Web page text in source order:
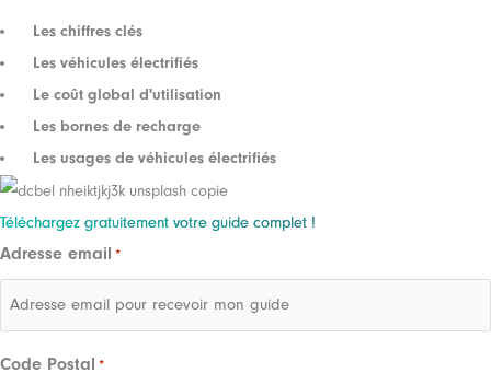
Les chiffres clés
Les véhicules électrifiés
Le coût global d'utilisation
Les bornes de recharge
Les usages de véhicules électrifiés
Téléchargez gratuitement votre guide complet !
Adresse email *
Code Postal *